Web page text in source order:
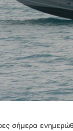
σήμερα